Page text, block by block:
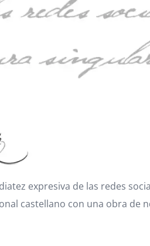
expresiva de las redes
castellano con una obra de